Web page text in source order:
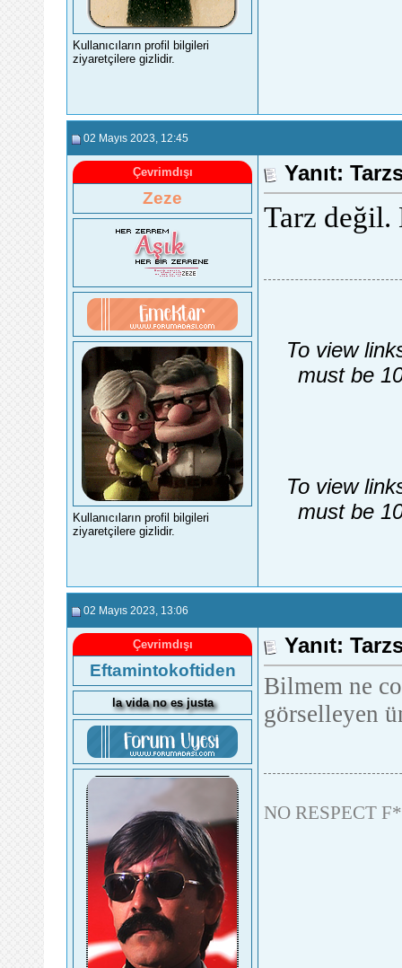
Kullanıcıların profil bilgileri
ziyaretçilere gizlidir.
02 Mayıs 2023 , 12:45
Çevrimdışı
Zeze
Kullanıcıların profil bilgileri
ziyaretçilere gizlidir.
Yanıt:
Tarz değil.
To view
must be
To view
must be
02 Mayıs 2023 , 13:06
Çevrimdışı
Eftamintokoftiden
la vida no es justa
Yanıt:
Bilmem ne
görselleyen
NO RESPECT